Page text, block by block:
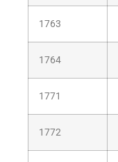
1763
1764
1771
1772